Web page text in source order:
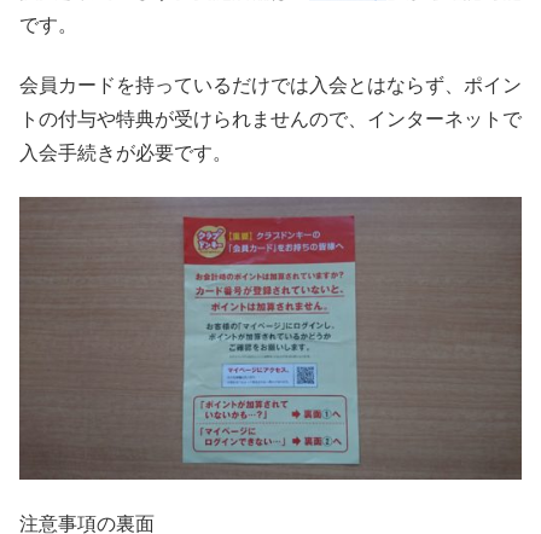
です。
会員カードを持っているだけでは入会とはならず、ポイン
トの付与や特典が受けられませんので、インターネットで
入会手続きが必要です。
注意事項の裏面